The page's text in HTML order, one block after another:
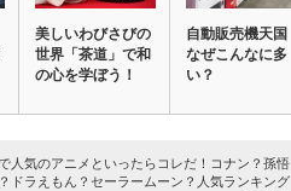
美しいわびさびの
世界「茶道」で和
の心を学ぼう！
自動販売機天国
なぜこんなに多
い？
人気のアニメといったらコレだ！コナン？孫悟
ドラえもん？セーラームーン？人気ランキング